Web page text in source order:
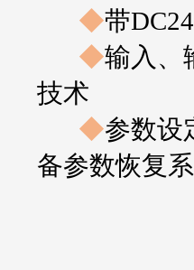
◆带
◆输入、
技术
◆参数设
备参数恢复